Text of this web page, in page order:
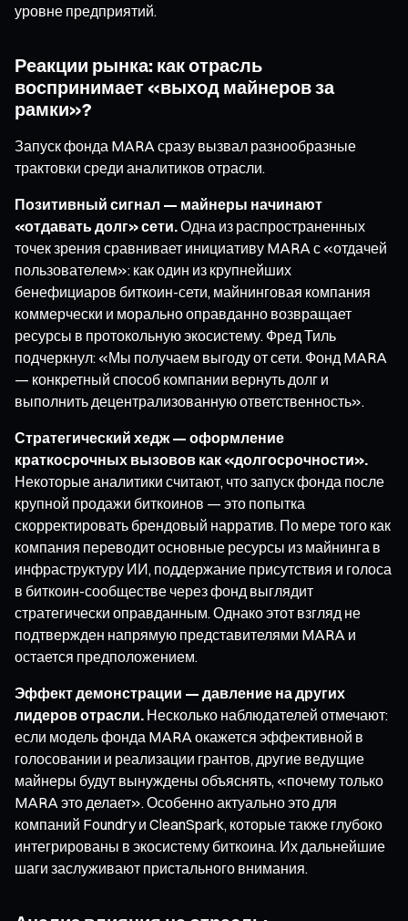
уровне предприятий.
Реакции рынка: как отрасль
воспринимает «выход майнеров за
рамки»?
Запуск фонда MARA сразу вызвал разнообразные
трактовки среди аналитиков отрасли.
Позитивный сигнал — майнеры начинают
«отдавать долг» сети.Одна из распространенных
точек зрения сравнивает инициативу MARA с «отдачей
пользователем»: как один из крупнейших
бенефициаров биткоин-сети, майнинговая компания
коммерчески и морально оправданно возвращает
ресурсы в протокольную экосистему. Фред Тиль
подчеркнул: «Мы получаем выгоду от сети. Фонд MARA
— конкретный способ компании вернуть долг и
выполнить децентрализованную ответственность».
Стратегический хедж — оформление
краткосрочных вызовов как «долгосрочности».
Некоторые аналитики считают, что запуск фонда после
крупной продажи биткоинов — это попытка
скорректировать брендовый нарратив. По мере того как
компания переводит основные ресурсы из майнинга в
инфраструктуру ИИ, поддержание присутствия и голоса
в биткоин-сообществе через фонд выглядит
стратегически оправданным. Однако этот взгляд не
подтвержден напрямую представителями MARA и
остается предположением.
Эффект демонстрации — давление на других
лидеров отрасли. Несколько наблюдателей отмечают:
если модель фонда MARA окажется эффективной в
голосовании и реализации грантов, другие ведущие
майнеры будут вынуждены объяснять, «почему только
MARA это делает». Особенно актуально это для
компаний Foundry и CleanSpark, которые также глубоко
интегрированы в экосистему биткоина. Их дальнейшие
шаги заслуживают пристального внимания.